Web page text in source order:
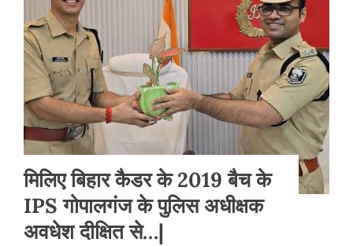
मिलिए बिहार कैडर के 2019 बैच के
IPS गोपालगंज के पुलिस अधीक्षक
अवधेश दीक्षित से…|